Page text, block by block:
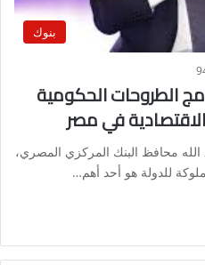
بنوك
الطروحات الحكومية
في مصر
محافظ البنك المركزي المصري،
للدولة هو أحد أهم…